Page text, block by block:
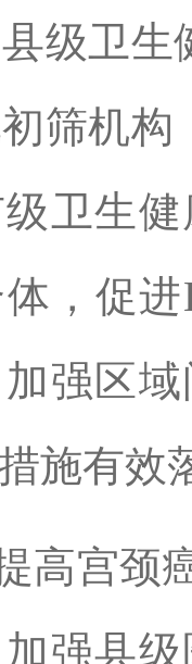
级卫
筛机
卫生
，促
强区
施有效
宫颈癌
强县